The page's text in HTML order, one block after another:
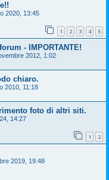
2020, 13:45
1 2 3 4 5
- IMPORTANTE!
2012, 1:02
chiaro.
2010, 11:18
foto di altri siti.
14:27
1 2
2019, 19:48